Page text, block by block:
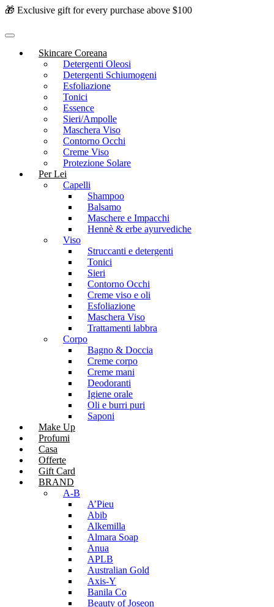
🎁 Exclusive gift for every purchase above $100
Skincare Coreana
Detergenti Oleosi
Detergenti Schiumogeni
Esfoliazione
Tonici
Essence
Sieri/Ampolle
Maschera Viso
Contorno Occhi
Creme Viso
Protezione Solare
Per Lei
Capelli
Shampoo
Balsamo
Maschere e Impacchi
Hennè & erbe ayurvediche
Viso
Struccanti e detergenti
Tonici
Sieri
Contorno Occhi
Creme viso e oli
Esfoliazione
Maschera Viso
Trattamenti labbra
Corpo
Bagno & Doccia
Creme corpo
Creme mani
Deodoranti
Igiene orale
Oli e burri puri
Saponi
Make Up
Profumi
Casa
Offerte
Gift Card
BRAND
A-B
A’Pieu
Abib
Alkemilla
Almara Soap
Anua
APLB
Australian Gold
Axis-Y
Banila Co
Beauty of Joseon